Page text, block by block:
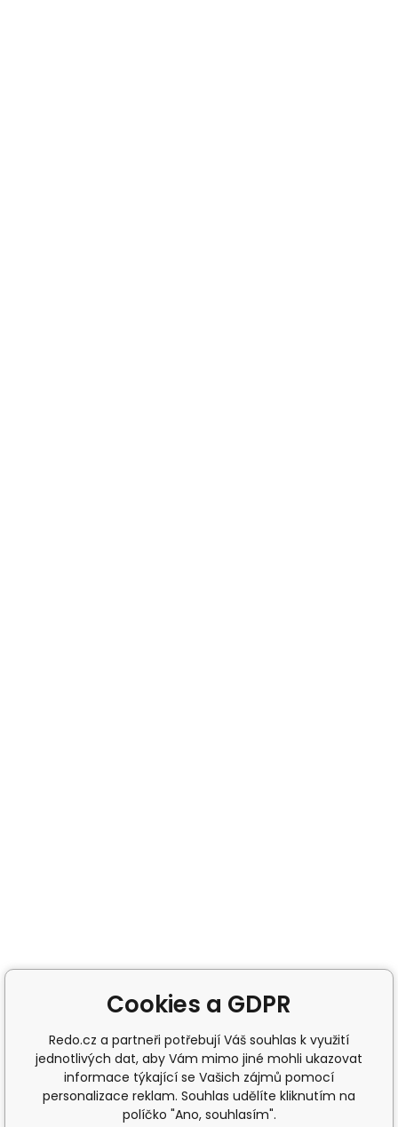
Cookies a GDPR
Redo.cz a partneři potřebují Váš souhlas k využití
jednotlivých dat, aby Vám mimo jiné mohli ukazovat
informace týkající se Vašich zájmů pomocí
personalizace reklam. Souhlas udělíte kliknutím na
políčko "Ano, souhlasím".